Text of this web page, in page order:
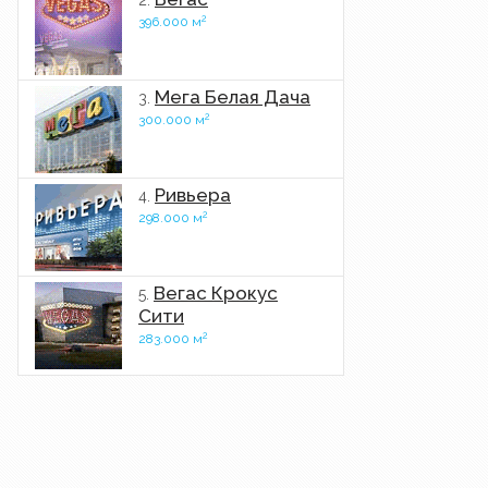
396.000 м2
3. Мега Белая Дача
300.000 м2
4. Ривьера
298.000 м2
5. Вегас Крокус
Сити
283.000 м2